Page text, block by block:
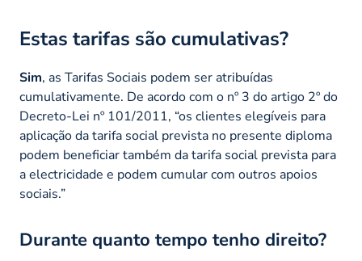
Estas tarifas são cumulativas?
Sim, as Tarifas Sociais podem ser atribuídas
cumulativamente. De acordo com o nº 3 do artigo 2º do
Decreto-Lei nº 101/2011, “os clientes elegíveis para
aplicação da tarifa social prevista no presente diploma
podem beneficiar também da tarifa social prevista para
a electricidade e podem cumular com outros apoios
sociais.”
Durante quanto tempo tenho direito?